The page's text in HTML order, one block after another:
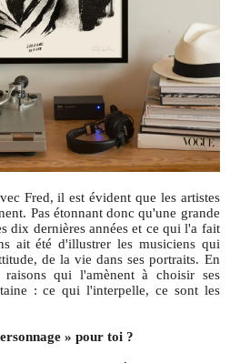
Fred, il est évident que les artistes
Pas étonnant donc qu'une grande
dix dernières années et ce qui l'a fait
ait été d'illustrer les musiciens qui
de la vie dans ses portraits. En
qui l'amènent à choisir ses
: ce qui l'interpelle, ce sont les
» pour toi ?